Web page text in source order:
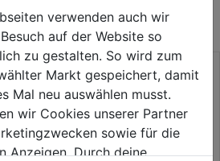
verwenden auch wir
auf der Website so
zu gestalten. So wird zum
Markt gespeichert, damit
Mal neu auswählen musst.
wir Cookies unserer Partner
sowie für die
Anzeigen. Durch deine